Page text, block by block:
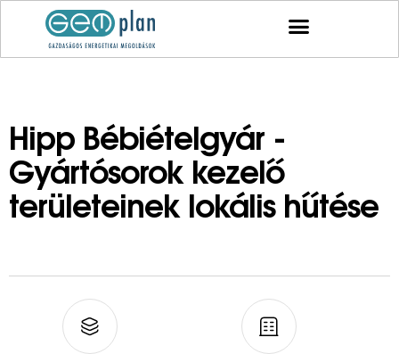
Hipp Bébiételgyár -
Gyártósorok kezelő
területeinek lokális hűtése